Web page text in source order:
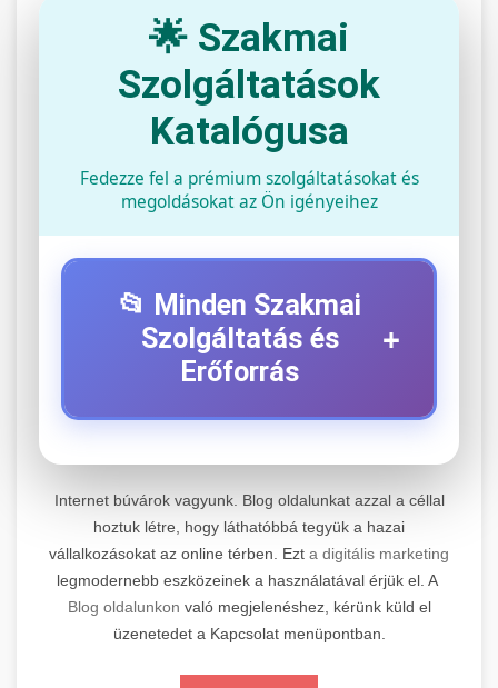
🌟 Szakmai
Szolgáltatások
Katalógusa
Fedezze fel a prémium szolgáltatásokat és
megoldásokat az Ön igényeihez
📂 Minden Szakmai
Szolgáltatás és
Erőforrás
+
+
Professzionális elektromos roller javítási és
karbantartási szolgáltatások. Szakértő
technikusaink minőségi szervízt nyújtanak
minden jelentős márkához és modellhez.
Szervizközpont Látogatása
📊 2. Online Marketing
Ügynökség
+
Átfogó online marketing szolgáltatások,
beleértve a SEO-t, közösségi média kezelést és
Internet búvárok vagyunk. Blog oldalunkat azzal a céllal
hoztuk létre, hogy láthatóbbá tegyük a hazai
vállalkozásokat az online térben. Ezt a digitális marketing
legmodernebb eszközeinek a használatával érjük el. A
Blog oldalunkon való megjelenéshez, kérünk küld el
üzenetedet a Kapcsolat menüpontban.